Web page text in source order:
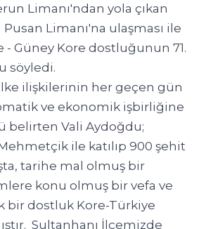
Limanı'ndan yola çıkan
Pusan Limanı'na ulaşması ile
- Güney Kore dostluğunun 71.
söyledi.
ilişkilerinin her geçen gün
ve ekonomik işbirliğine
belirten Vali Aydoğdu;
ile katılıp 900 şehit
tarihe mal olmuş bir
konu olmuş bir vefa ve
bir dostluk Kore-Türkiye
Sultanhanı İlçemizde